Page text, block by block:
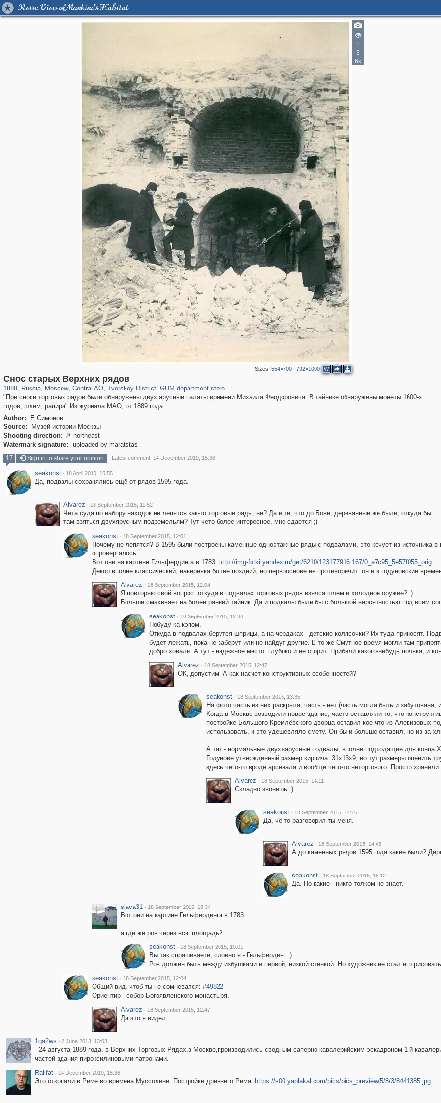
Retro View of Mankind's Habitat
1
3
6k
Sizes: 554×700| 792×1000 W
Снос старых Верхних рядов
1889, Russia
1,406,257 29,243
, Moscow
319,779 8,286
, Central AO
159,978 5,916
, Tverskoy District
53,034 2,283
, GUM department store
"При сносе торговых рядов были обнаружены двух ярусные палаты времени Михаила Феодоровича. В тайнике обнаружены монеты 1600-х
годов, шлем, рапира" Из журнала МАО, от 1889 года.
Author:
Е.Симонов
Source:
Музей истории Москвы
Shooting direction:  northeast
Watermark signature:
uploaded by maratstas
17 Sign in to share your opinion Latest comment: 14 December 2019, 15:36
seakonst · 18 April 2010, 15:55
Да, подвалы сохранялись ещё от рядов 1595 года.
Alvarez · 18 September 2015, 11:52
Чета судя по набору находок не лепятся как-то торговые ряды, не? Да и те, что до Бове, деревянные же были, откуда бы
там взяться двухярусным подземельям? Тут чето более интересное, мне сдается ;)
seakonst · 18 September 2015, 12:01
Почему не лепятся? В 1595 были построены каменные одноэтажные ряды с подвалами, это кочует из источника в
опровергалось.
Вот они на картине Гильфердинга в 1783: http://img-fotki.yandex.ru/get/6210/123177916.167/0_a7c95_5e57f055_orig
Декор вполне классический, наверняка более поздний, но первооснове не противоречит: он и в годуновские
Alvarez · 18 September 2015, 12:04
Я повторяю свой вопрос: откуда в подвалах торговых рядов взялся шлем и холодное оружие? :)
Больше смахивает на более ранний тайник. Да и подвалы были бы с большой вероятностью под всем
seakonst · 18 September 2015, 12:36
Побуду-ка кэпом.
Откуда в подвалах берутся шприцы, а на чердаках - детские колясочки? Их туда приносят.
будет лежать, пока не заберут или не найдут другие. В то же Смутное время могли там
добро ховали. А тут - надёжное место: глубоко и не сгорит. Прибили какого-нибудь поляка, и
Alvarez · 18 September 2015, 12:47
ОК, допустим. А как насчет конструктивных особенностей?
seakonst · 18 September 2015, 13:35
На фото часть из них раскрыта, часть - нет (часть могла быть и
Когда в Москве возводили новое здание, часто оставляли то, что
постройке Большого Кремлёвского дворца оставил кое-что из Алевизовых
использовать, и это удешевляло смету. Он бы и больше оставил, но из-за
А так - нормальные двухъярусные подвалы, вполне подходящие для конца
Годунове утверждённый размер кирпича: 31х13х9, но тут размеры
здесь чего-то вроде арсенала и вообще чего-то неторгового. Просто
Alvarez · 18 September 2015, 14:11
Складно звонишь :)
seakonst · 18 September 2015, 14:16
Да, чё-то разговорил ты меня.
Alvarez · 18 September 2015, 14:43
А до каменных рядов 1595 года какие были?
seakonst · 18 September 2015, 18:12
Да. Но какие - никто толком не знает.
slava31 · 18 September 2015, 18:34
Вот они на картине Гильфердинга в 1783
а где же ров через всю площадь?
seakonst · 18 September 2015, 19:01
Вы так спрашиваете, словно я - Гильфердинг :)
Ров должен быть между избушками и первой, низкой стенкой. Но художник не стал его
seakonst · 18 September 2015, 12:04
Общий вид, чтоб ты не сомневался: #49822
Ориентир - собор Богоявленского монастыря.
Alvarez · 18 September 2015, 12:47
Да это я видел.
1qa2ws · 2 June 2013, 13:03
- 24 августа 1889 года, в Верхних Торговых Рядах,в Москве,производились сводным саперно-кавалерийским эскадроном 1-й
частей здания пироксилиновыми патронами.
Railfat · 14 December 2019, 15:36
Это откопали в Риме во времена Муссолини. Постройки древнего Рима. https://s00.yaplakal.com/pics/pics_preview/5/8/3/8441385.jpg